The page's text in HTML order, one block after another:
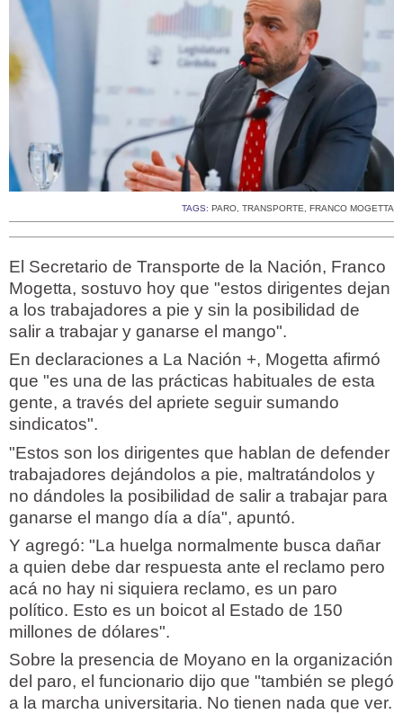
TAGS: PARO, TRANSPORTE, FRANCO MOGETTA
El Secretario de Transporte de la Nación, Franco
Mogetta, sostuvo hoy que "estos dirigentes dejan
a los trabajadores a pie y sin la posibilidad de
salir a trabajar y ganarse el mango".
En declaraciones a La Nación +, Mogetta afirmó
que "es una de las prácticas habituales de esta
gente, a través del apriete seguir sumando
sindicatos".
"Estos son los dirigentes que hablan de defender
trabajadores dejándolos a pie, maltratándolos y
no dándoles la posibilidad de salir a trabajar para
ganarse el mango día a día", apuntó.
Y agregó: "La huelga normalmente busca dañar
a quien debe dar respuesta ante el reclamo pero
acá no hay ni siquiera reclamo, es un paro
político. Esto es un boicot al Estado de 150
millones de dólares".
Sobre la presencia de Moyano en la organización
del paro, el funcionario dijo que "también se plegó
a la marcha universitaria. No tienen nada que ver.